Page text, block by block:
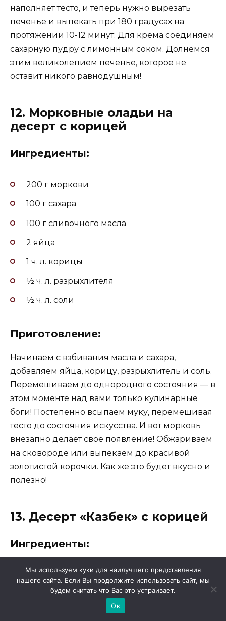
наполняет тесто, и теперь нужно вырезать
печенье и выпекать при 180 градусах на
протяжении 10-12 минут. Для крема соединяем
сахарную пудру с лимонным соком. Долнемся
этим великолепием печенье, которое не
оставит никого равнодушным!
12. Морковные оладьи на
десерт с корицей
Ингредиенты:
200 г моркови
100 г сахара
100 г сливочного масла
2 яйца
1 ч. л. корицы
½ ч. л. разрыхлителя
½ ч. л. соли
Приготовление:
Начинаем с взбивания масла и сахара,
добавляем яйца, корицу, разрыхлитель и соль.
Перемешиваем до однородного состояния — в
этом моменте над вами только кулинарные
боги! Постепенно всыпаем муку, перемешивая
тесто до состояния искусства. И вот морковь
внезапно делает свое появление! Обжариваем
на сковороде или выпекаем до красивой
золотистой корочки. Как же это будет вкусно и
полезно!
13. Десерт «Казбек» с корицей
Ингредиенты:
200 г муки
100 г сахара
100 г сливочного масла
Мы используем куки для наилучшего представления
нашего сайта. Если Вы продолжите использовать сайт, мы
будем считать что Вас это устраивает.
Ок